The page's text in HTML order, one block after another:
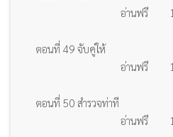
อ่านฟรี
ตอนที่ 49 จับคู่ให้
อ่านฟรี
ตอนที่ 50 สำรวจท่าที
อ่านฟรี